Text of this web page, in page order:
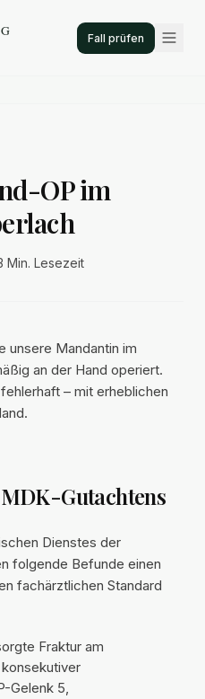
Fall prüfen
OP im
Min. Lesezeit
unsere Mandantin im
an der Hand operiert.
– mit erheblichen
Gutachtens
Dienstes der
folgende Befunde einen
fachärztlichen Standard
Fraktur am
Gelenk 5,